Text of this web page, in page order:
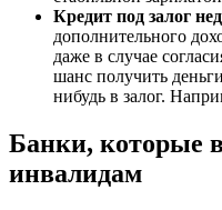
Кредит под залог
дополнительного
даже в случае
шанс получить
нибудь в залог.
Банки, которые
инвалидам